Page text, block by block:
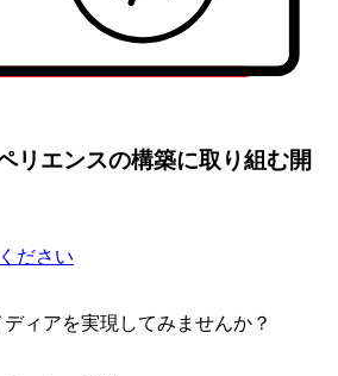
リエンスの構築に取り組む開
ださい
ィアを実現してみませんか？